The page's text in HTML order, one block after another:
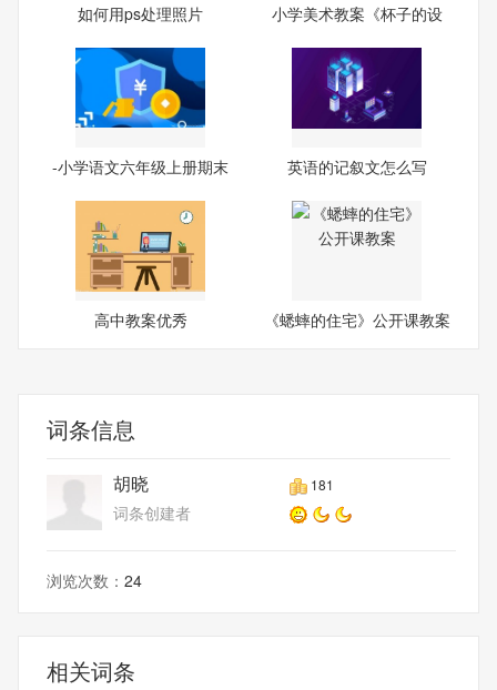
如何用ps处理照片
小学美术教案《杯子的设
-小学语文六年级上册期末
英语的记叙文怎么写
高中教案优秀 《蟋蟀的住宅》公开课教案
词条信息
胡晓 181
词条创建者
浏览次数： 24
相关词条